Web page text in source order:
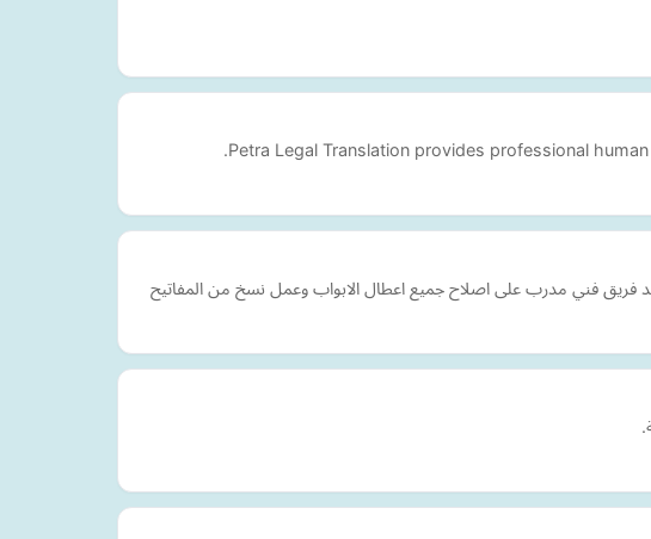
Petra Legal Translation provides professional
فريق فني مدرب على اصلاح جميع اعطال الابواب وعمل نسخ من المفاتيح